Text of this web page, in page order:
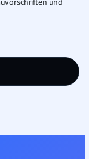
und